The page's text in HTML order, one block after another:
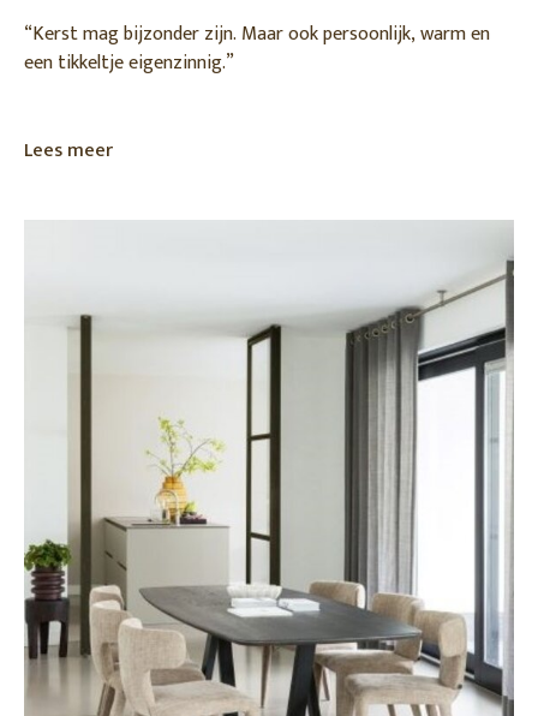
“Kerst mag bijzonder zijn. Maar ook persoonlijk, warm en
een tikkeltje eigenzinnig.”
overdadige glitter, maar sfeer die je voelt zodra je
materialen, rijke kleuren en verrassende details. Alles wat je
nodig hebt om jouw huis te veranderen in een sfeervolle,
boho kerstwereld.
Laat je inspireren door onze favorieten en ontdek hoe je
kerst inricht op jouw manier — warm, creatief en een
beetje anders dan anders.
Lees meer